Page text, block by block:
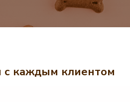
с каждым клиентом